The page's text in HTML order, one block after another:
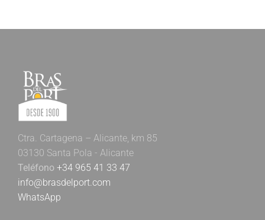
Ctra. Cartagena – Alicante, km 85
03130 Santa Pola - Alicante
Teléfono +34 965 41 33 47
info@brasdelport.com
WhatsApp